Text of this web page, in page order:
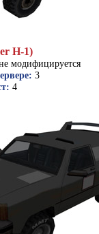
H-1)
модифицируется
3
4